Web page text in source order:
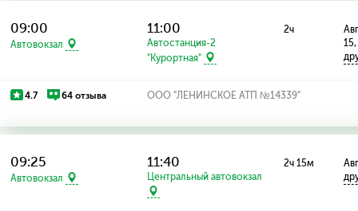
09:00
Автовокзал
11:00
Автостанция-2
"Курортная"
2ч
4.7 64 отзыва ООО "ЛЕНИНСКОЕ АТП №14339"
09:25
Автовокзал
11:40
Центральный автовокзал
2ч 15м